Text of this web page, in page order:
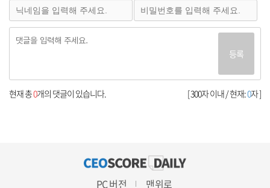
등록
[ 300자 이내 / 현재:0자 ]
현재 총0개의 댓글이 있습니다.
PC 버전 맨위로